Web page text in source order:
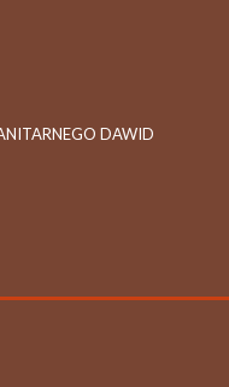
DAWID